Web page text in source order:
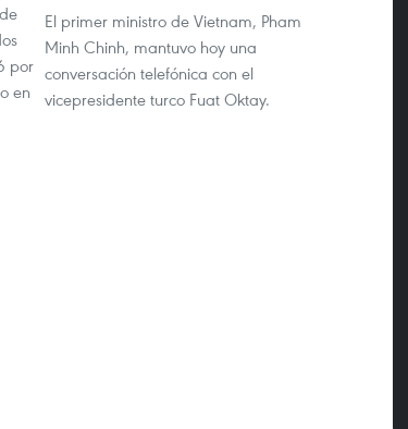
por
en
El primer ministro de Vietnam, Pham
Minh Chinh, mantuvo hoy una
conversación telefónica con el
vicepresidente turco Fuat Oktay.